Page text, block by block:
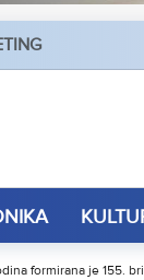
formirana je 155.